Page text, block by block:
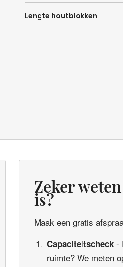
Lengte houtblokken
Zeker
is?
Maak een gratis
Capaciteitscheck -
ruimte? We meten